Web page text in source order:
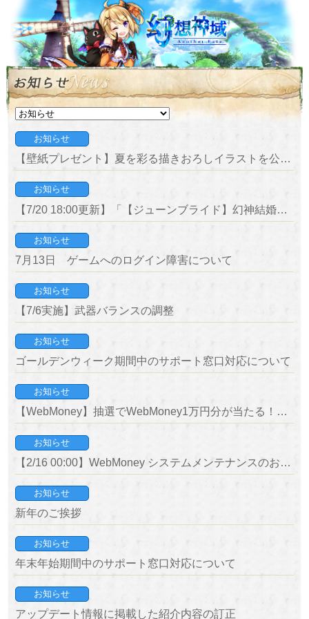
お知らせ
【壁紙プレゼント】夏を彩る描きおろしイラストを公開！
お知らせ
【7/20 18:00更新】「【ジューンブライド】幻神結婚キャンペーン」の報酬が正常に配布されていない問題について
お知らせ
7月13日 ゲームへのログイン障害について
お知らせ
【7/6実施】武器バランスの調整
お知らせ
ゴールデンウィーク期間中のサポート窓口対応について
お知らせ
【WebMoney】抽選でWebMoney1万円分が当たる！ゴールデンウィークキャンペーン♪
お知らせ
【2/16 00:00】WebMoney システムメンテナンスのお知らせ
お知らせ
新年のご挨拶
お知らせ
年末年始期間中のサポート窓口対応について
お知らせ
アップデート情報に掲載した紹介内容の訂正